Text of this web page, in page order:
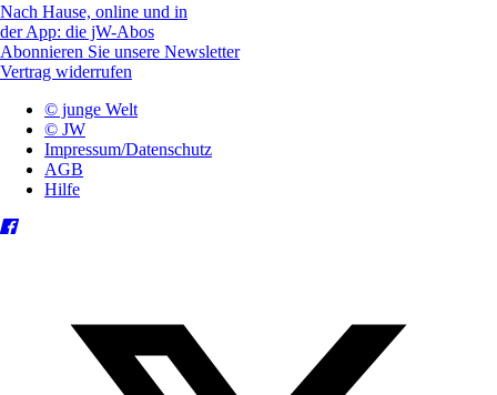
Nach Hause, online und in
der App: die jW-Abos
Abonnieren Sie unsere Newsletter
Vertrag widerrufen
© junge Welt
© JW
Impressum/Datenschutz
AGB
Hilfe